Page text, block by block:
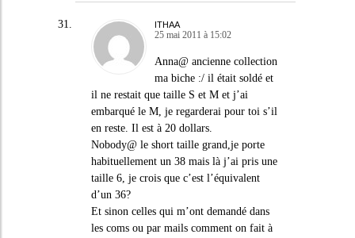
ITHAA
25 mai 2011 à 15:02
Anna@ ancienne collection
ma biche :/ il était soldé et
il ne restait que taille S et M et j’ai
embarqué le M, je regarderai pour toi s’il
en reste. Il est à 20 dollars.
Nobody@ le short taille grand,je porte
habituellement un 38 mais là j’ai pris une
taille 6, je crois que c’est l’équivalent
d’un 36?
Et sinon celles qui m’ont demandé dans
les coms ou par mails comment on fait à